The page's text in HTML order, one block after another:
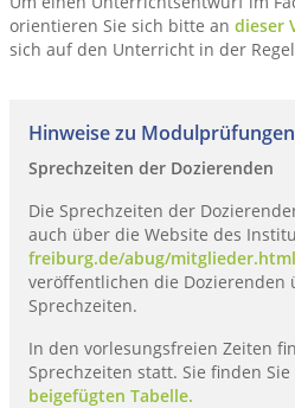
orientieren Sie sich bitte an dieser
sich auf den Unterricht in der
Hinweise zu
Sprechzeiten der Dozierenden
Die Sprechzeiten der
auch über die Website des
freiburg.de/abug/mitglieder.html
veröffentlichen die Dozierenden
Sprechzeiten.
In den vorlesungsfreien Zeiten
Sprechzeiten statt. Sie finden
beigefügten Tabelle.